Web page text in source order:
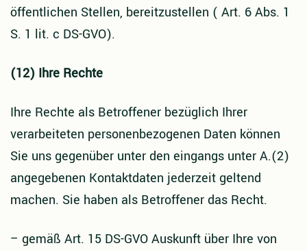
öffentlichen Stellen, bereitzustellen ( Art. 6 Abs. 1
S. 1 lit. c DS-GVO).
(12) Ihre Rechte
Ihre Rechte als Betroffener bezüglich Ihrer
verarbeiteten personenbezogenen Daten können
Sie uns gegenüber unter den eingangs unter A.(2)
angegebenen Kontaktdaten jederzeit geltend
machen. Sie haben als Betroffener das Recht.
– gemäß Art. 15 DS-GVO Auskunft über Ihre von